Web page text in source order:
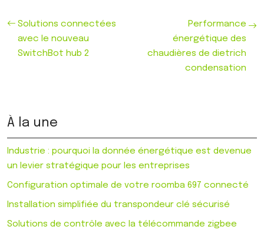
Solutions connectées
avec le nouveau
SwitchBot hub 2
Performance
énergétique des
chaudières de dietrich
condensation
À la une
Industrie : pourquoi la donnée énergétique est devenue
un levier stratégique pour les entreprises
Configuration optimale de votre roomba 697 connecté
Installation simplifiée du transpondeur clé sécurisé
Solutions de contrôle avec la télécommande zigbee